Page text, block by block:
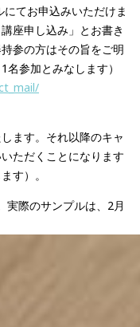
てお申込みいただけま
座申し込み」とお書き
参の方はその旨をご明
参加とみなします）
ます。それ以降のキャ
ただくことになります
す）。
実際のサンプルは、2月